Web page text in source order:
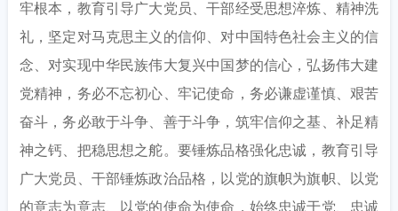
牢根本，教育引导广大党员、干部经受思想淬炼、精神洗
礼，坚定对马克思主义的信仰、对中国特色社会主义的信
念、对实现中华民族伟大复兴中国梦的信心，弘扬伟大建
党精神，务必不忘初心、牢记使命，务必谦虚谨慎、艰苦
奋斗，务必敢于斗争、善于斗争，筑牢信仰之基、补足精
神之钙、把稳思想之舵。要锤炼品格强化忠诚，教育引导
广大党员、干部锤炼政治品格，以党的旗帜为旗帜、以党
的意志为意志、以党的使命为使命，始终忠诚于党、忠诚